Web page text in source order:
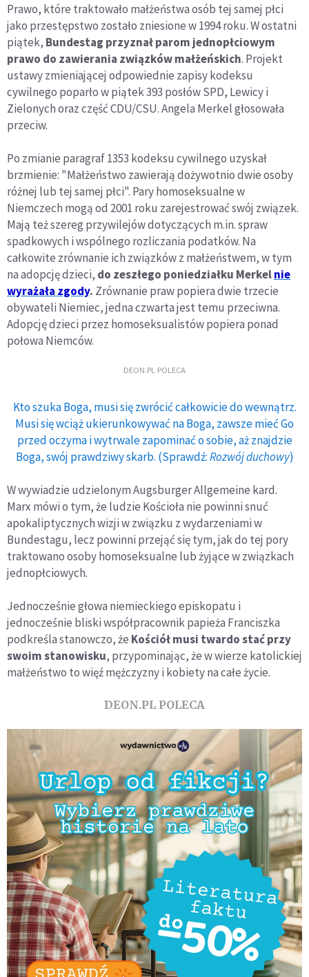
Prawo, które traktowało małżeństwa osób tej samej płci
jako przestępstwo zostało zniesione w 1994 roku. W ostatni
piątek, Bundestag przyznał parom jednopłciowym
prawo do zawierania związków małżeńskich. Projekt
ustawy zmieniającej odpowiednie zapisy kodeksu
cywilnego poparło w piątek 393 posłów SPD, Lewicy i
Zielonych oraz część CDU/CSU. Angela Merkel głosowała
przeciw.
Po zmianie paragraf 1353 kodeksu cywilnego uzyskał
brzmienie: "Małżeństwo zawierają dożywotnio dwie osoby
różnej lub tej samej płci". Pary homoseksualne w
Niemczech mogą od 2001 roku zarejestrować swój związek.
Mają też szereg przywilejów dotyczących m.in. spraw
spadkowych i wspólnego rozliczania podatków. Na
całkowite zrównanie ich związków z małżeństwem, w tym
na adopcję dzieci, do zeszłego poniedziałku Merkelnie
wyrażała zgody. Zrównanie praw popiera dwie trzecie
obywateli Niemiec, jedna czwarta jest temu przeciwna.
Adopcję dzieci przez homoseksualistów popiera ponad
połowa Niemców.
DEON.PL POLECA
Kto szuka Boga, musi się zwrócić całkowicie do wewnątrz.
Musi się wciąż ukierunkowywać na Boga, zawsze mieć Go
przed oczyma i wytrwale zapominać o sobie, aż znajdzie
Boga, swój prawdziwy skarb. (Sprawdź:Rozwój duchowy)
W wywiadzie udzielonym Augsburger Allgemeine kard.
Marx mówi o tym, że ludzie Kościoła nie powinni snuć
apokaliptycznych wizji w związku z wydarzeniami w
Bundestagu, lecz powinni przejąć się tym, jak do tej pory
traktowano osoby homoseksualne lub żyjące w związkach
jednopłciowych.
Jednocześnie głowa niemieckiego episkopatu i
jednocześnie bliski współpracownik papieża Franciszka
podkreśla stanowczo, że Kościół musi twardo stać przy
swoim stanowisku, przypominając, że w wierze katolickiej
małżeństwo to więź mężczyzny i kobiety na całe życie.
DEON.PL POLECA